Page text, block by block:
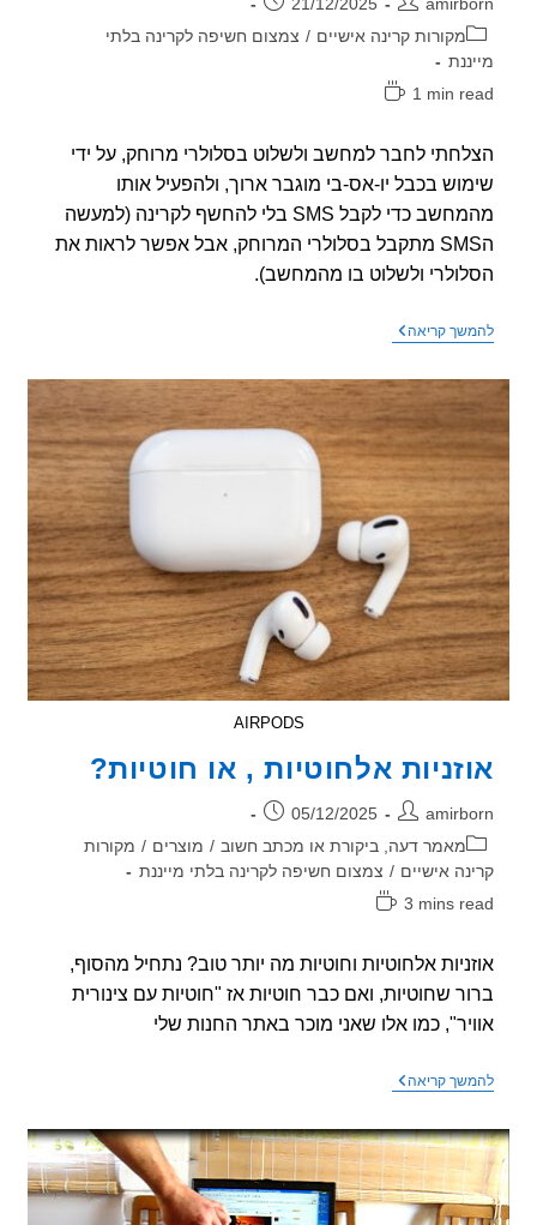
21/12/2025
מקורות קרינה אישיים / צמצום חשיפה לקרינה בלתי
1 min
לחבר למחשב ולשלוט בסלולרי מרוחק, על ידי
בכבל יו-אס-בי מוגבר ארוך, ולהפעיל אותו
מהמחשב כדי לקבל SMS בלי להחשף לקרינה (למעשה
הSMS מתקבל בסלולרי המרוחק, אבל אפשר לראות את
ולשלוט בו מהמחשב).
קריאהשליטה
מרחוק
ע"י
כבל
USB
מוגבר
ותוכנה
פשוטה
AIRPODS
אלחוטיות , או חוטיות?
פורסם:
05/12/2025
מאמר דעה, ביקורת או מכתב חשוב / מוצרים / מקורות
אישיים / צמצום חשיפה לקרינה בלתי מייננת
3 mins
אלחוטיות וחוטיות מה יותר טוב? נתחיל מהסוף,
שחוטיות, ואם כבר חוטיות אז "חוטיות עם צינורית
כמו אלו שאני מוכר באתר החנות שלי
קריאהאוזניות
או
חוטיות?